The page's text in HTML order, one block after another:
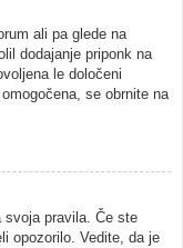
ali pa glede na
dodajanje priponk na
le določeni
se obrnite na
svoja pravila. Če ste
opozorilo. Vedite, da je